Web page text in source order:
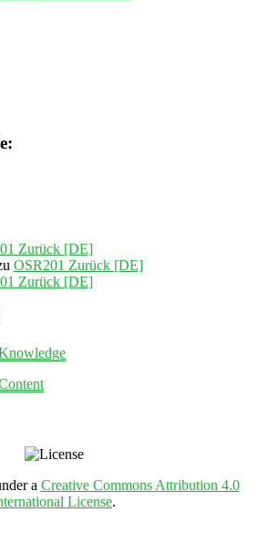
Zurück [DE]
OSR201 Zurück [DE]
Zurück [DE]
a Creative Commons Attribution 4.0
License.